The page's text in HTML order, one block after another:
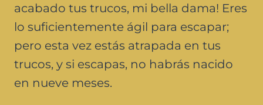
acabado tus trucos, mi bella dama! Eres
lo suficientemente ágil para escapar;
pero esta vez estás atrapada en tus
trucos, y si escapas, no habrás nacido
en nueve meses.